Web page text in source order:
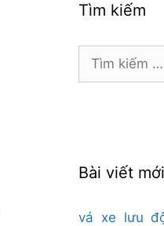
Tìm kiếm
Tìm
Bài viết mới
vá xe lưu